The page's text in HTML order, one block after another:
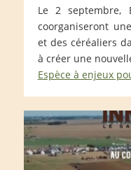
Le 2 septembre,
coorganiseront
et des céréaliers
à créer une
Espèce à enjeux